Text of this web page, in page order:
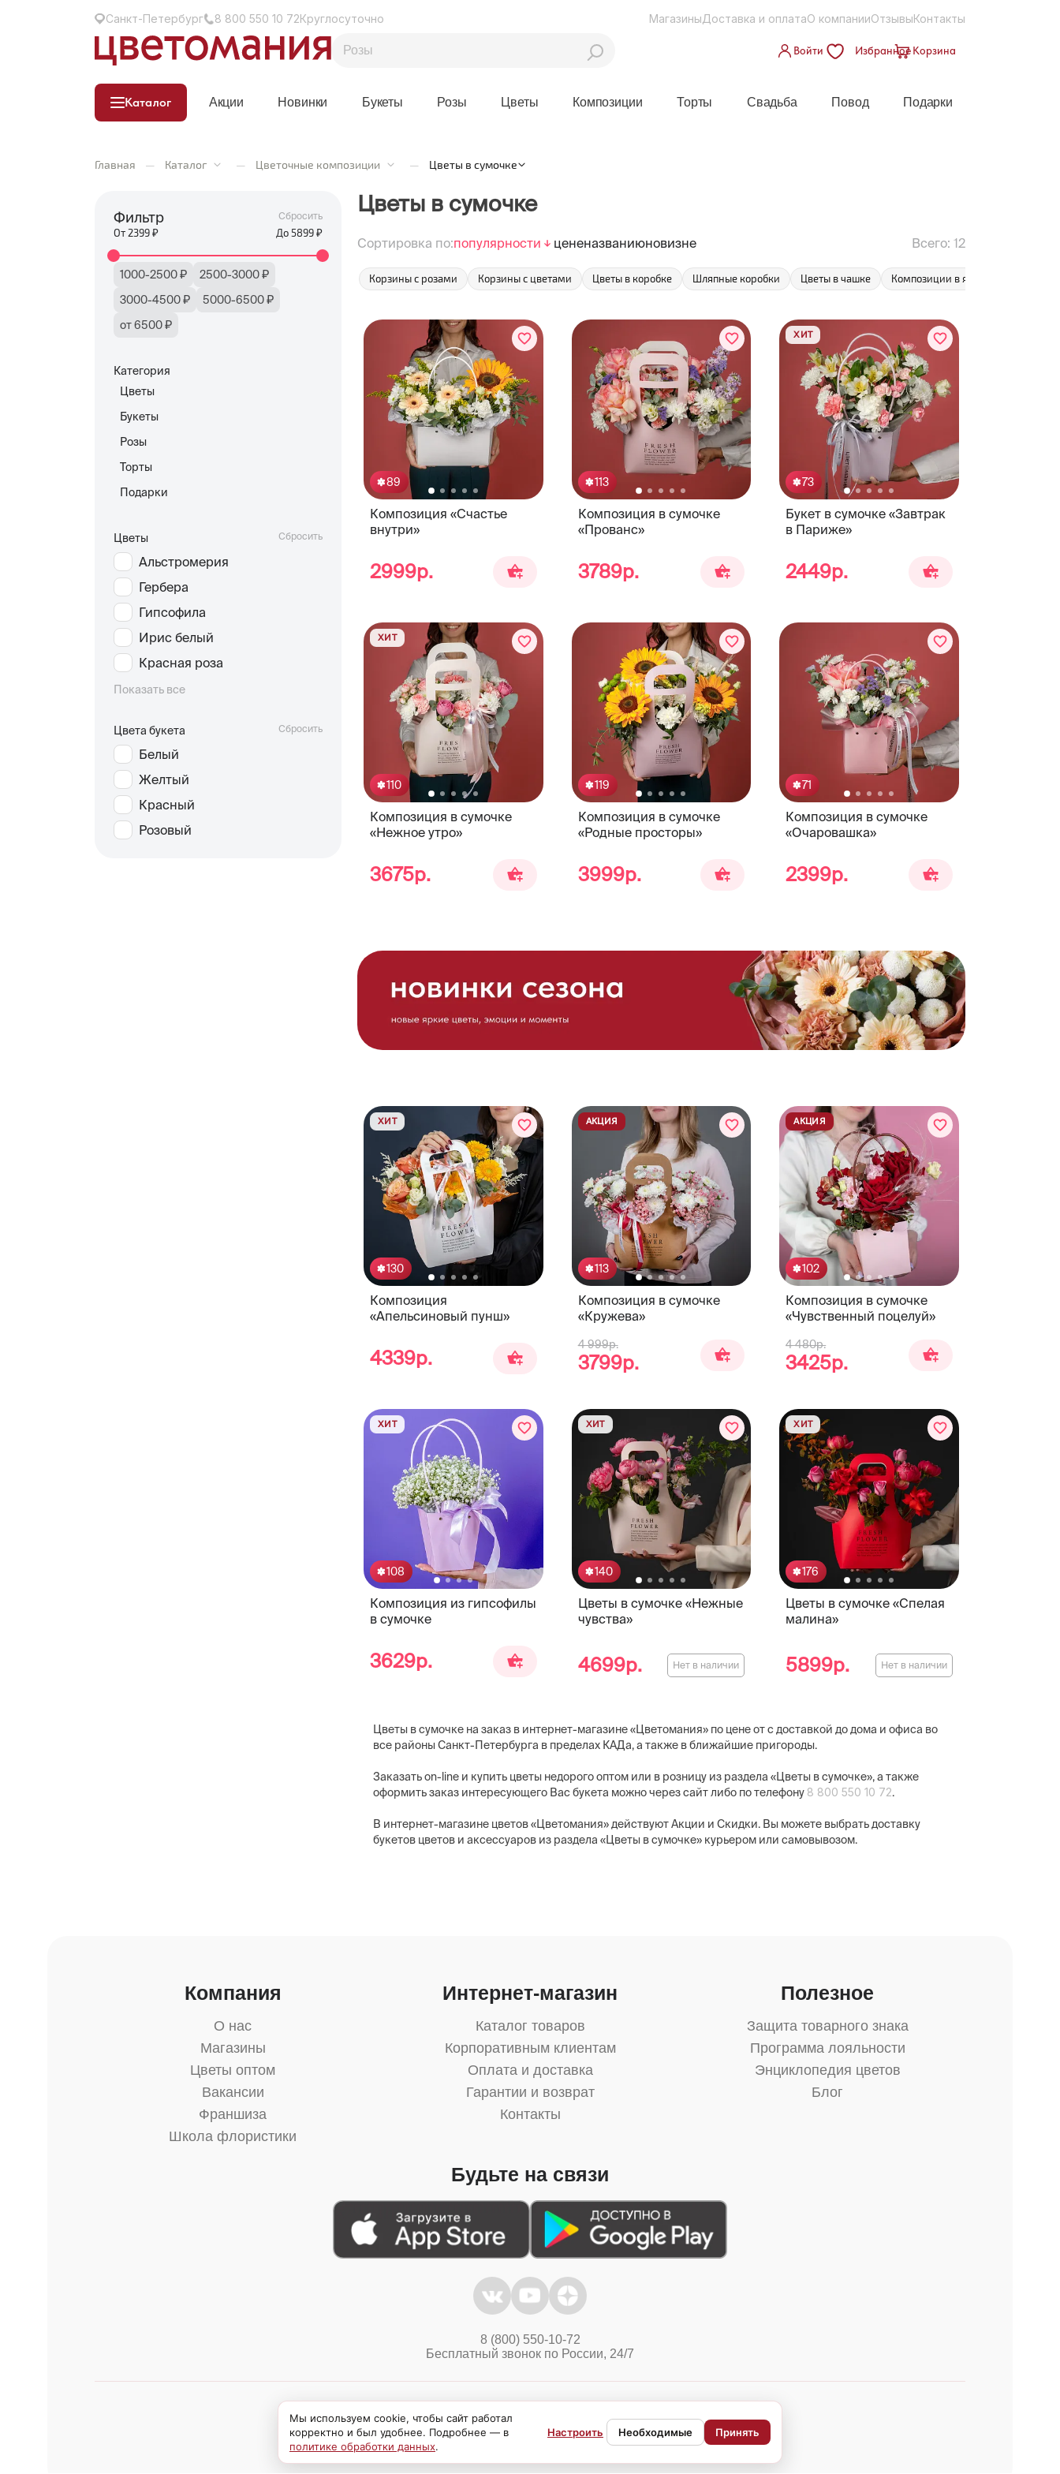
Санкт-Петербург 8 800 550 10 72Круглосуточно МагазиныДоставка и оплатаО компанииОтзывыКонтакты
Войти ИзбранноеКорзина
Каталог Акции Новинки Букеты Розы Цветы Композиции Торты Свадьба Повод Подарки
Главная — Каталог — Цветочные композиции — Цветы в сумочке
Фильтр Сбросить
От2399₽ До 5899₽
1000-2500 ₽
2500-3000 ₽
3000-4500 ₽
5000-6500 ₽
от 6500 ₽
Категория
Цветы
Букеты
Розы
Торты
Подарки
Цветы Сбросить
Альстромерия
Гербера
Гипсофила
Ирис белый
Красная роза
Показать все
Цвета букета Сбросить
Белый
Желтый
Красный
Розовый
Цветы в сумочке
Сортировка по:популярности цененазваниюновизне Всего: 12
Корзины с розами Корзины с цветами Цветы в коробке Шляпные коробки Цветы в чашке Композиции в ящике
89
Композиция «Счастье
внутри»
2999р.
113
Композиция в сумочке
«Прованс»
3789р.
73
Букет в сумочке «Завтрак
в Париже»
ХИТ
2449р.
110
Композиция в сумочке
«Нежное утро»
ХИТ
3675р.
119
Композиция в сумочке
«Родные просторы»
3999р.
71
Композиция в сумочке
«Очаровашка»
2399р.
130
Композиция
«Апельсиновый пунш»
ХИТ
4339р.
113
Композиция в сумочке
«Кружева»
АКЦИЯ
4 999р.
3799р.
102
Композиция в сумочке
«Чувственный поцелуй»
АКЦИЯ
4 480р.
3425р.
108
Композиция из гипсофилы
в сумочке
ХИТ
3629р.
140
Цветы в сумочке «Нежные
чувства»
ХИТ
4699р. Нет в наличии
176
Цветы в сумочке «Спелая
малина»
ХИТ
5899р. Нет в наличии
Цветы в сумочке на заказ в интернет-магазине «Цветомания» по цене от с доставкой до дома и офиса во
все районы Санкт-Петербурга в пределах КАДа, а также в ближайшие пригороды.
Заказать on-line и купить цветы недорого оптом или в розницу из раздела «Цветы в сумочке», а также
оформить заказ интересующего Вас букета можно через сайт либо по телефону 8 800 550 10 72.
В интернет-магазине цветов «Цветомания» действуют Акции и Скидки. Вы можете выбрать доставку
букетов цветов и аксессуаров из раздела «Цветы в сумочке» курьером или самовывозом.
Компания
О нас
Магазины
Цветы оптом
Вакансии
Франшиза
Школа флористики
Интернет-магазин
Каталог товаров
Корпоративным клиентам
Оплата и доставка
Гарантии и возврат
Контакты
Полезное
Защита товарного знака
Программа лояльности
Энциклопедия цветов
Блог
Будьте на связи
8 (800) 550-10-72
Бесплатный звонок по России, 24/7
Мы используем cookie, чтобы сайт работал
корректно и был удобнее. Подробнее — в
политике обработки данных.
Настроить Необходимые Принять